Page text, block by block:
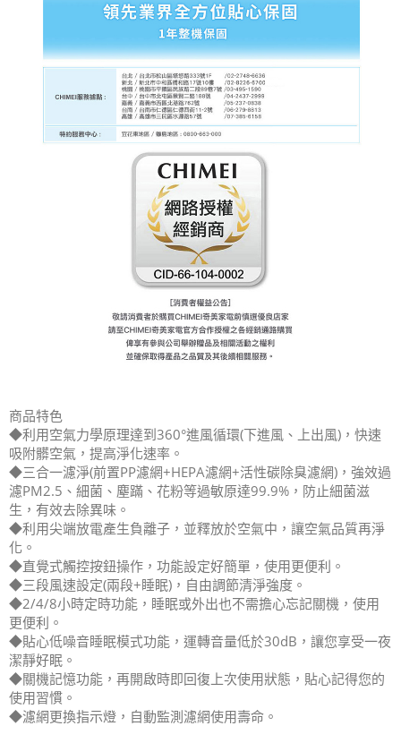
商品特色
◆利用空氣力學原理達到360°進風循環(下進風、上出風)，快速
吸附髒空氣，提高淨化速率。
◆三合一濾淨(前置PP濾網+HEPA濾網+活性碳除臭濾網)，強效過
濾PM2.5、細菌、塵蹣、花粉等過敏原達99.9%，防止細菌滋
生，有效去除異味。
◆利用尖端放電產生負離子，並釋放於空氣中，讓空氣品質再淨
化。
◆直覺式觸控按鈕操作，功能設定好簡單，使用更便利。
◆三段風速設定(兩段+睡眠)，自由調節清淨強度。
◆2/4/8小時定時功能，睡眠或外出也不需擔心忘記關機，使用
更便利。
◆貼心低噪音睡眠模式功能，運轉音量低於30dB，讓您享受一夜
潔靜好眠。
◆關機記憶功能，再開啟時即回復上次使用狀態，貼心記得您的
使用習慣。
◆濾網更換指示燈，自動監測濾網使用壽命。